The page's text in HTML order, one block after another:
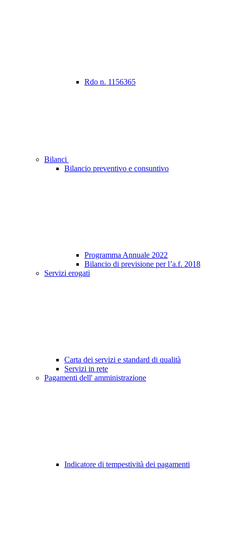
Rdo n. 1156365
Bilanci
Bilancio preventivo e consuntivo
Programma Annuale 2022
Bilancio di previsione per l’a.f. 2018
Servizi erogati
Carta dei servizi e standard di qualità
Servizi in rete
Pagamenti dell' amministrazione
Indicatore di tempestività dei pagamenti